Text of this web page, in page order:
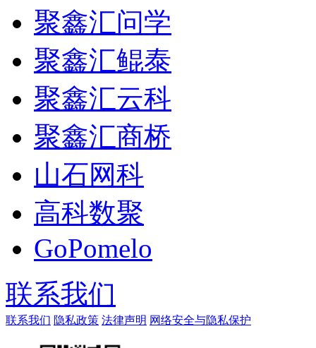
聚鑫汇问学
聚鑫汇鲲泰
聚鑫汇云科
聚鑫汇商桥
山石网科
高科数聚
GoPomelo
联系我们
联系我们 隐私政策 法律声明 网络安全与隐私保护